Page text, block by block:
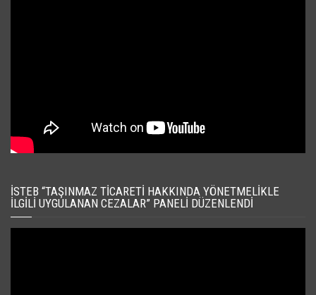
İSTEB “TAŞINMAZ TICARETI HAKKINDA YÖNETMELIKLE
İLGILI UYGULANAN CEZALAR” PANELI DÜZENLENDI